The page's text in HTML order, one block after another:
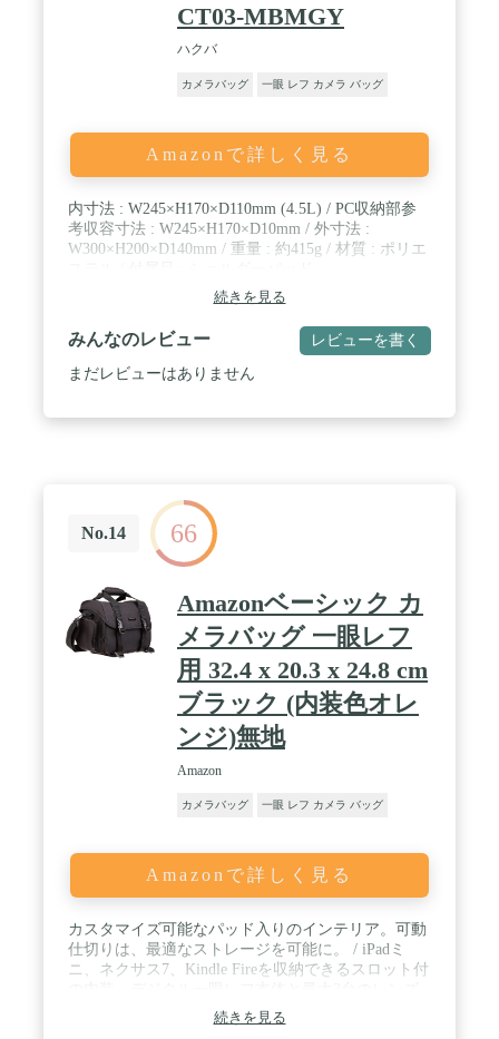
CT03-MBMGY
ハクバ
カメラバッグ 一眼 レフ カメラ バッグ
Amazonで詳しく見る
内寸法 : W245×H170×D110mm (4.5L) / PC収納部参
考収容寸法 : W245×H170×D10mm / 外寸法 :
W300×H200×D140mm / 重量 : 約415g / 材質 : ポリエ
続きを見る
みんなのレビュー レビューを書く
まだレビューはありません
No.14 66
Amazonベーシック カ
メラバッグ 一眼レフ
用 32.4 x 20.3 x 24.8 cm
ブラック (内装色オレ
ンジ)無地
Amazon
カメラバッグ 一眼 レフ カメラ バッグ
Amazonで詳しく見る
カスタマイズ可能なパッド入りのインテリア。可動
仕切りは、最適なストレージを可能に。 / iPadミ
ニ、ネクサス7、Kindle Fireを収納できるスロット付
を収納できる。 / 商品サイズ: 外寸32.4 x 20.3 x 24.8
cm、内寸:約25.4cm x 12.7cm x 17.8cm 、重さ:約
続きを見る